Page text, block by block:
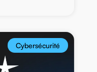
Cybersécurité